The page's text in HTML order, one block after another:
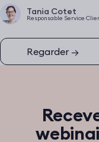
Tania Cotet
Responsable Service
Regarder →